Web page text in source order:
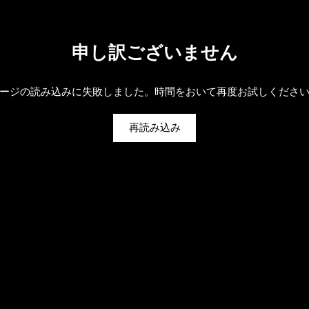
申し訳ございません
ジの読み込みに失敗しました。時間をおいて再度お試しくださ
再読み込み